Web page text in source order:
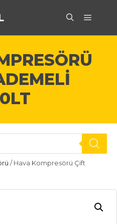
/ Hava Kompresörü Çift